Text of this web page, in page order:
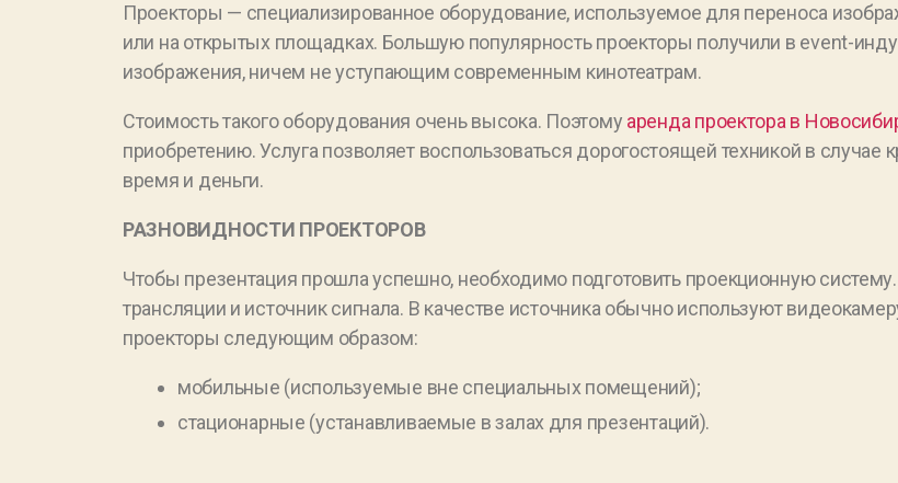
Проекторы — специализированное оборудование, используемое для переноса
или на открытых площадках. Большую популярность проекторы получили в event-
изображения, ничем не уступающим современным кинотеатрам.
Стоимость такого оборудования очень высока. Поэтому аренда проектора в
приобретению. Услуга позволяет воспользоваться дорогостоящей техникой в
время и деньги.
РАЗНОВИДНОСТИ ПРОЕКТОРОВ
Чтобы презентация прошла успешно, необходимо подготовить проекционную
трансляции и источник сигнала. В качестве источника обычно используют
проекторы следующим образом:
мобильные (используемые вне специальных помещений);
стационарные (устанавливаемые в залах для презентаций).